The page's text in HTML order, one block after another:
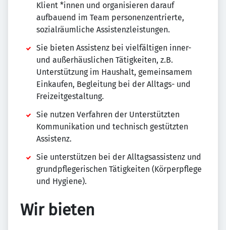
Klient *innen und organisieren darauf
aufbauend im Team personenzentrierte,
sozialräumliche Assistenzleistungen.
Sie bieten Assistenz bei vielfältigen inner-
und außerhäuslichen Tätigkeiten, z.B.
Unterstützung im Haushalt, gemeinsamem
Einkaufen, Begleitung bei der Alltags- und
Freizeitgestaltung.
Sie nutzen Verfahren der Unterstützten
Kommunikation und technisch gestützten
Assistenz.
Sie unterstützen bei der Alltagsassistenz und
grundpflegerischen Tätigkeiten (Körperpflege
und Hygiene).
Wir bieten